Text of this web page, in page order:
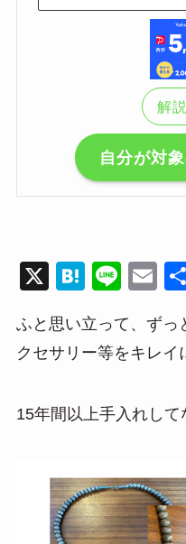
解
自分が対
X
H
e
n
Li
e
E
ail
ふと思い立って、ずっ
クセサリー等をキレイ
15年間以上手入れして